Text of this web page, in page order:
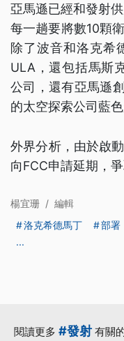
亞馬遜已經和發射
每一趟要將數10顆
除了波音和洛克希
ULA，還包括馬斯
公司，還有亞馬遜
的太空探索公司藍色
外界分析，由於啟
向FCC申請延期，
楊宜珊 / 編輯
洛克希德馬丁
部署
...
閱讀更多 #發射 有關